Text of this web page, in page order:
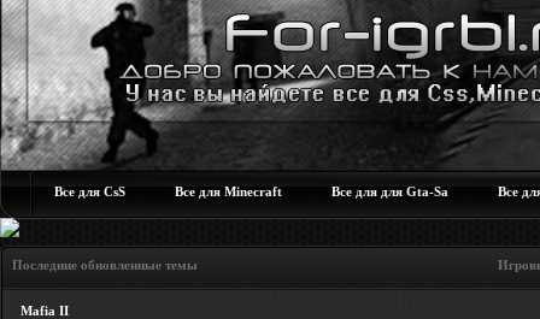
Все для CsS Все для Minecraft Все для для Gta-Sa Все
Последние обновленные темы Игровые
Mafia II